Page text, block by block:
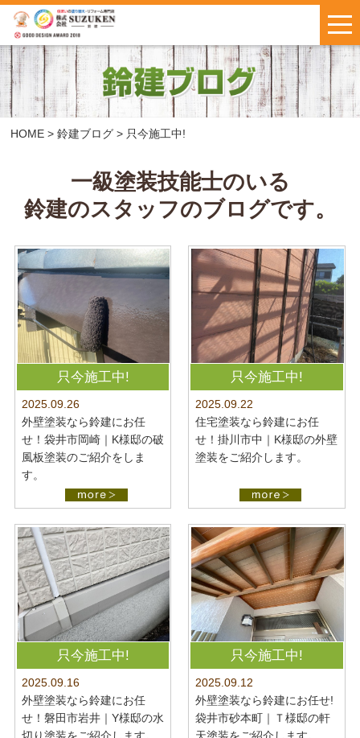
鈴建ブログ
新着情報
W保証について
会社概要
はじめての方へ
施工事例
お客様の声
お問い合わせ ・お見積もり
LINEで気軽に
お問い合わせ
インスタで
最新施工事例
公開中
プライバシーポリシー
HOME > 鈴建ブログ > 只今施工中!
一級塗装技能士のいる
鈴建のスタッフのブログです。
只今施工中!
2025.09.26
外壁塗装なら鈴建にお任
せ！袋井市岡崎｜K様邸の破
風板塗装のご紹介をしま
す。
只今施工中!
2025.09.22
住宅塗装なら鈴建にお任
せ！掛川市中｜K様邸の外壁
塗装をご紹介します。
只今施工中!
2025.09.16
外壁塗装なら鈴建にお任
せ！磐田市岩井｜Y様邸の水
切り塗装をご紹介します。
只今施工中!
2025.09.12
外壁塗装なら鈴建にお任せ!
袋井市砂本町｜Ｔ様邸の軒